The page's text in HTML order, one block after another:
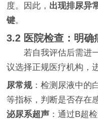
度。因此， 出现排尿异
键。
3.2 医院检查：明确
若自我评估后需进
议选择正规医疗机构，
尿常规：检测尿液中的
等指标，判断是否存在
泌尿系超声 ：通过B超